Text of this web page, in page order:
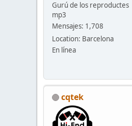
Gurú de los reproductes
mp3
Mensajes: 1,708
Location: Barcelona
En línea
cqtek